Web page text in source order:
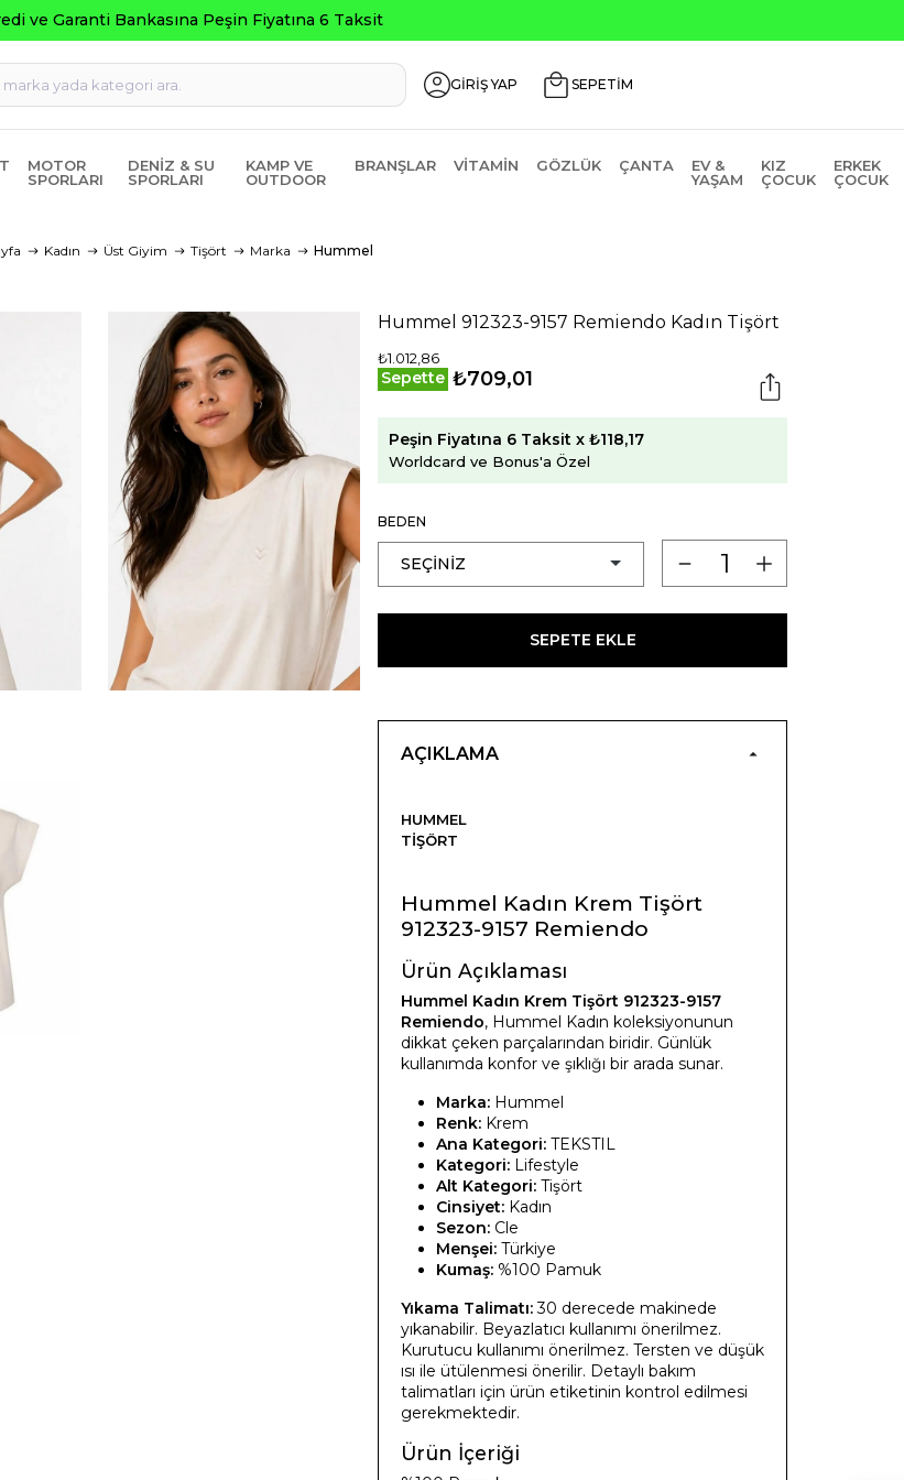
Seçili Ürünlerde ₺2000 Üzeri ₺200 İndirim Kodu: AGUSTOS200
GİRİŞ YAP SEPETİM
MOTOR
SPORLARI
DENIZ & SU
SPORLARI
KAMP VE
OUTDOOR
BRANŞLAR VITAMIN GÖZLÜK ÇANTA
EV &
YAŞAM
KIZ
ÇOCUK
ERKEK
ÇOCUK
Kadın Üst Giyim Tişört Marka Hummel
Hummel 912323-9157 Remiendo Kadın Tişört
₺1.012,86
Sepette ₺709,01
Peşin Fiyatına 6 Taksit x ₺118,17
Worldcard ve Bonus'a Özel
BEDEN
SEPETE EKLE
AÇIKLAMA
HUMMEL
TIŞÖRT
Hummel Kadın Krem Tişört
912323-9157 Remiendo
Ürün Açıklaması
Hummel Kadın Krem Tişört 912323-9157
Remiendo, Hummel Kadın koleksiyonunun
dikkat çeken parçalarından biridir. Günlük
kullanımda konfor ve şıklığı bir arada sunar.
Marka: Hummel
Renk: Krem
Ana Kategori: TEKSTIL
Kategori: Lifestyle
Alt Kategori: Tişört
Cinsiyet: Kadın
Sezon: Cle
Menşei: Türkiye
Kumaş: %100 Pamuk
Yıkama Talimatı:30 derecede makinede
yıkanabilir. Beyazlatıcı kullanımı önerilmez.
Kurutucu kullanımı önerilmez. Tersten ve düşük
ısı ile ütülenmesi önerilir. Detaylı bakım
talimatları için ürün etiketinin kontrol edilmesi
gerekmektedir.
Ürün İçeriği